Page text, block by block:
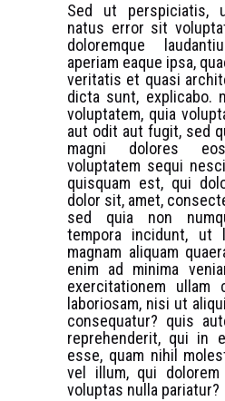
Sed ut perspiciatis,
natus error sit
doloremque
aperiam eaque ipsa,
veritatis et quasi
dicta sunt, explicabo.
voluptatem, quia
aut odit aut fugit, sed
magni dolores
voluptatem sequi
quisquam est, qui
dolor sit, amet,
sed quia non
tempora incidunt, ut
magnam aliquam
enim ad minima
exercitationem ullam
laboriosam, nisi ut
consequatur? quis
reprehenderit, qui in
esse, quam nihil
vel illum, qui
voluptas nulla pariatur?